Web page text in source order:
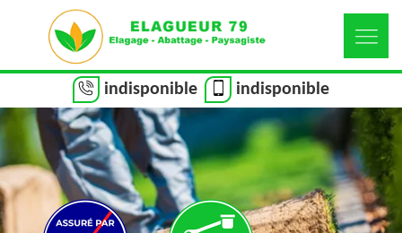
indisponible indisponible